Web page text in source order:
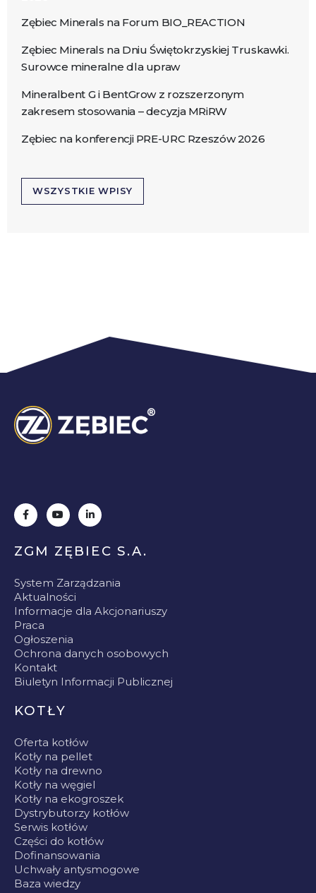
Zębiec Minerals na Forum BIO_REACTION
Zębiec Minerals na Dniu Świętokrzyskiej Truskawki.
Surowce mineralne dla upraw
Mineralbent G i BentGrow z rozszerzonym
zakresem stosowania – decyzja MRiRW
Zębiec na konferencji PRE-URC Rzeszów 2026
WSZYSTKIE WPISY
ZGM ZĘBIEC S.A.
System Zarządzania
Aktualności
Informacje dla Akcjonariuszy
Praca
Ogłoszenia
Ochrona danych osobowych
Kontakt
Biuletyn Informacji Publicznej
KOTŁY
Oferta kotłów
Kotły na pellet
Kotły na drewno
Kotły na węgiel
Kotły na ekogroszek
Dystrybutorzy kotłów
Serwis kotłów
Części do kotłów
Dofinansowania
Uchwały antysmogowe
Baza wiedzy